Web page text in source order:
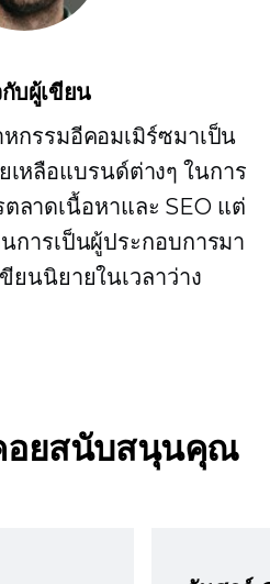
กับผู้เขียน
กรรมอีคอมเมิร์ซมาเป็น
เหลือแบรนด์ต่างๆ ในการ
ลาดเนื้อหาและ SEO แต่
การเป็นผู้ประกอบการมา
ยนนิยายในเวลาว่าง
อยสนับสนุนคุณ